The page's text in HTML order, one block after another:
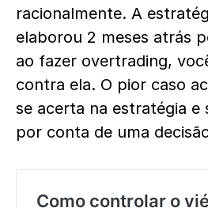
racionalmente. A
elaborou 2 meses atrás
ao fazer overtrading,
contra ela. O pior caso
se acerta na estratégia e
por conta de uma